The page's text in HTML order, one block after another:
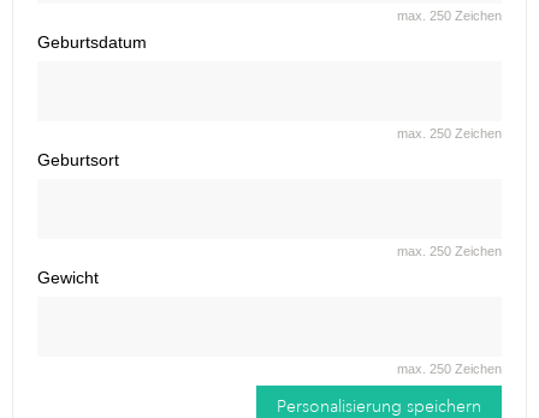
max. 250 Zeichen
Geburtsdatum
max. 250 Zeichen
Geburtsort
max. 250 Zeichen
Gewicht
max. 250 Zeichen
Personalisierung speichern